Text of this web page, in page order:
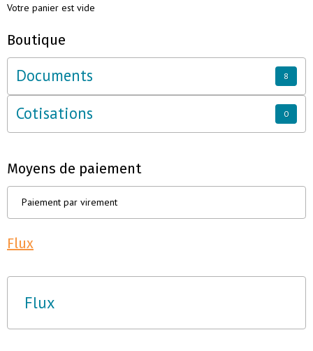
Votre panier est vide
Boutique
Documents 8
Cotisations 0
Moyens de paiement
Paiement par virement
Flux
Flux